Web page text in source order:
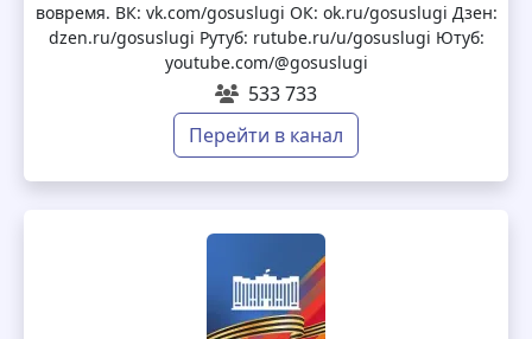
вовремя. ВК: vk.com/gosuslugi ОК: ok.ru/gosuslugi Дзен:
dzen.ru/gosuslugi Рутуб: rutube.ru/u/gosuslugi Ютуб:
youtube.com/@gosuslugi
533 733
Перейти в канал